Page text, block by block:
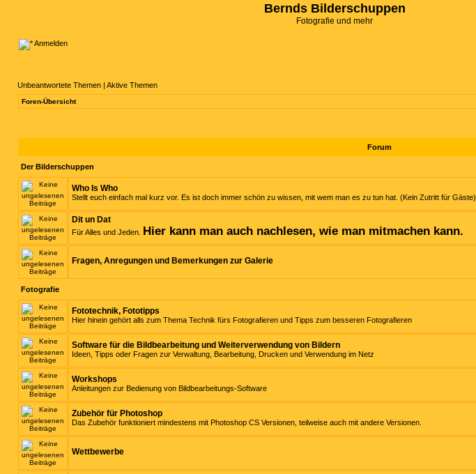
Bernds Bilderschuppen
Fotografie und mehr
Anmelden
Unbeantwortete Themen | Aktive Themen
Foren-Übersicht
Forum
Der Bilderschuppen
Who Is Who
Stellt euch einfach mal kurz vor. Es ist doch immer schön zu wissen, mit wem man es zu tun hat. (Kein Zutritt für Gäste)
Dit un Dat
Für Alles und Jeden. Hier kann man auch nachlesen, wie man mitmachen kann.
Fragen, Anregungen und Bemerkungen zur Galerie
Fotografie
Fototechnik, Fototipps
Hier hinein gehört alls zum Thema Technik fürs Fotografieren und Tipps zum besseren Fotografieren
Software für die Bildbearbeitung und Weiterverwendung von Bildern
Ideen, Tipps oder Fragen zur Verwaltung, Bearbeitung, Drucken und Verwendung im Netz
Workshops
Anleitungen zur Bedienung von Bildbearbeitungs-Software
Zubehör für Photoshop
Das Zubehör funktioniert mindestens mit Photoshop CS Versionen, teilweise auch mit andere Versionen.
Wettbewerbe